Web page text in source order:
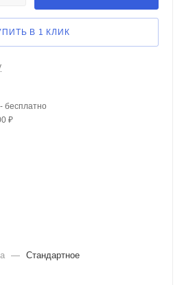
В 1 КЛИК
бесплатно
₽
— Стандартное